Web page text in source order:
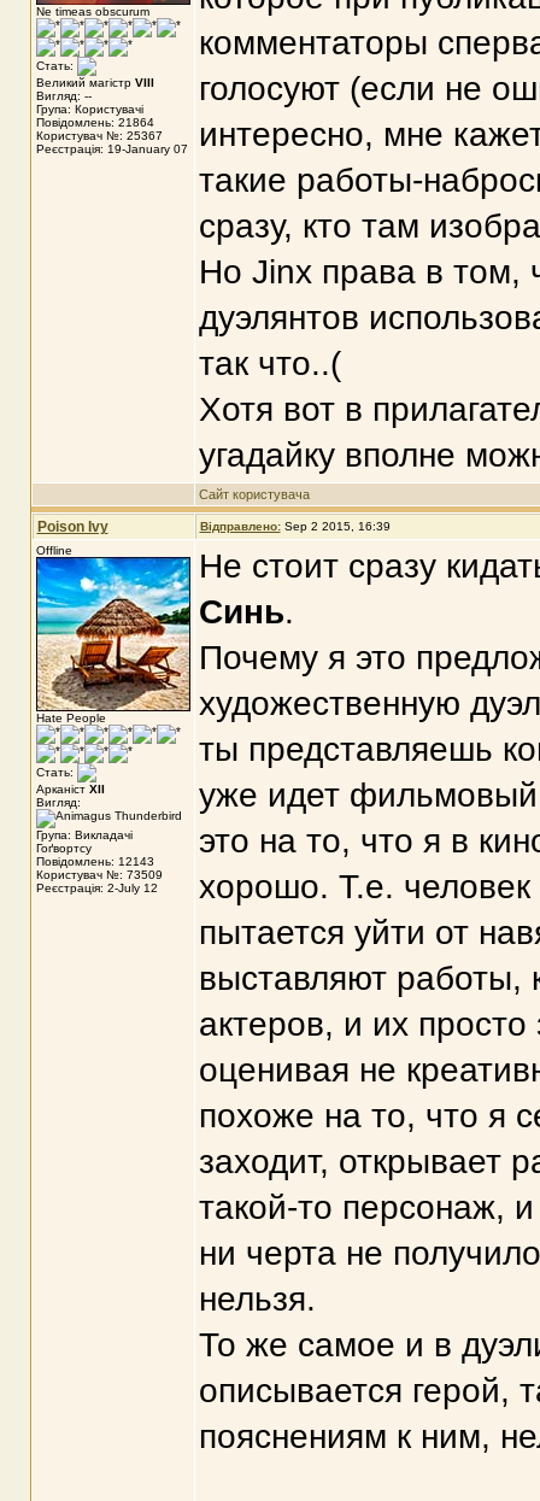
Ne timeas obscurum
Стать:
Великий магістр VIII
Вигляд: --
Група: Користувачі
Повідомлень: 21864
Користувач №: 25367
Реєстрація: 19-January 07
комментаторы
голосуют (если не
интересно, мне
такие работы-
сразу, кто там
Но Jinx права в том,
дуэлянтов
так что..(
Хотя вот в
угадайку вполне
Сайт користувача
Poison Ivy Відправлено: Sep 2 2015, 16:39
Offline
Hate People
Стать:
Арканіст XII
Вигляд:
Група: Викладачі
Гоґвортсу
Повідомлень: 12143
Користувач №: 73509
Реєстрація: 2-July 12
Не стоит сразу
Синь.
Почему я это
художественную
ты представляешь
уже идет
это на то, что я в
хорошо. Т.е.
пытается уйти от
выставляют работы,
актеров, и их
оценивая не
похоже на то, что я
заходит, открывает
такой-то персонаж,
ни черта не
нельзя.
То же самое и в
описывается герой,
пояснениям к ним,